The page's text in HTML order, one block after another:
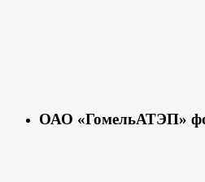
ОАО «ГомельАТЭП»